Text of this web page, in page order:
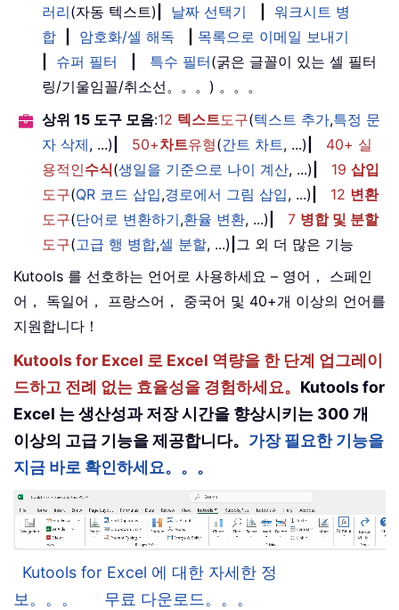
러리(자동 텍스트) 날짜 선택기
워크시트 병
합
암호화/셀 해독
목록으로 이메일 보내기
슈퍼 필터 특수 필터(굵은 글꼴이 있는 셀 필터
링/기울임꼴/취소선。。。) 。。。
상위 15 도구 모음:12 텍스트도구(텍스트 추가,특정 문
자 삭제, ...) 50+차트유형(간트 차트, ...)
40+ 실
용적인수식(생일을 기준으로 나이 계산, ...) 19 삽입
도구(QR 코드 삽입,경로에서 그림 삽입, ...) 12 변환
도구(단어로 변환하기,환율 변환, ...) 7 병합 및 분할
도구(고급 행 병합,셀 분할, ...) 그 외 더 많은 기능
Kutools 를 선호하는 언어로 사용하세요 – 영어， 스페인
어， 독일어， 프랑스어， 중국어 및 40+개 이상의 언어를
지원합니다！
Kutools for Excel 로 Excel 역량을 한 단계 업그레이
드하고 전례 없는 효율성을 경험하세요。 Kutools for
Excel 는 생산성과 저장 시간을 향상시키는 300 개
이상의 고급 기능을 제공합니다。 가장 필요한 기능을
지금 바로 확인하세요。。。
Kutools for Excel 에 대한 자세한 정
보。。。
무료 다운로드。。。